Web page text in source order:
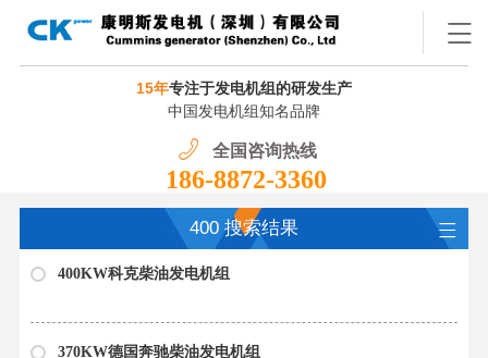
15年专注于发电机组的研发生产
中国发电机组知名品牌
全国咨询热线
186-8872-3360
400 搜索结果
400KW科克柴油发电机组
370KW德国奔驰柴油发电机组